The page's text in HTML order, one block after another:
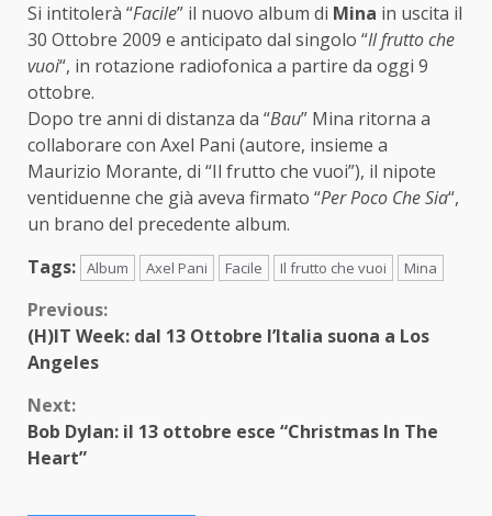
Si intitolerà “Facile” il nuovo album di Mina in uscita il
30 Ottobre 2009 e anticipato dal singolo “Il frutto che
vuoi“, in rotazione radiofonica a partire da oggi 9
ottobre.
Dopo tre anni di distanza da “Bau” Mina ritorna a
collaborare con Axel Pani (autore, insieme a
Maurizio Morante, di “Il frutto che vuoi”), il nipote
ventiduenne che già aveva firmato “Per Poco Che Sia“,
un brano del precedente album.
Tags: Album Axel Pani Facile Il frutto che vuoi Mina
Continue
Reading
Previous:
(H)IT Week: dal 13 Ottobre l’Italia suona a Los
Angeles
Next:
Bob Dylan: il 13 ottobre esce “Christmas In The
Heart”